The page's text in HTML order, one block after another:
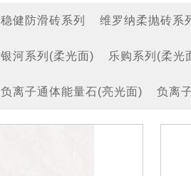
稳健防滑砖系列 维罗纳柔抛砖系
银河系列(柔光面) 乐购系列(柔光
负离子通体能量石(亮光面) 负离